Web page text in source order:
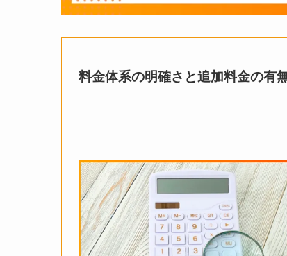
料金体系の明確さと追加料金の有